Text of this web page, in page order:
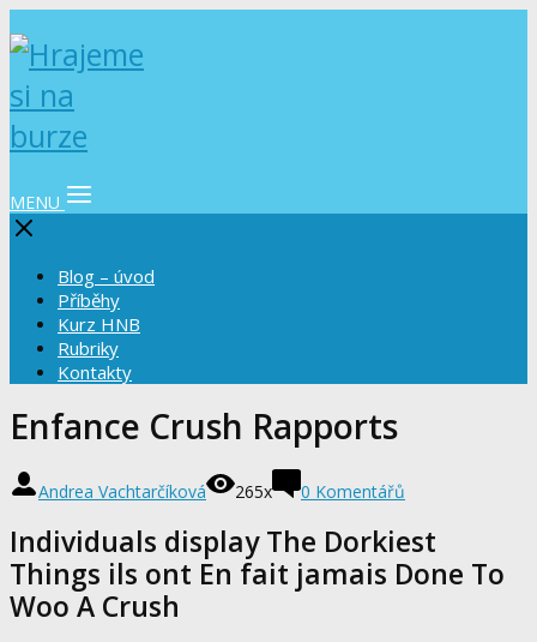
MENU
Blog – úvod
Příběhy
Kurz HNB
Rubriky
Kontakty
Enfance Crush Rapports
Andrea Vachtarčíková 265x 0 Komentářů
Individuals display The Dorkiest
Things ils ont En fait jamais Done To
Woo A Crush